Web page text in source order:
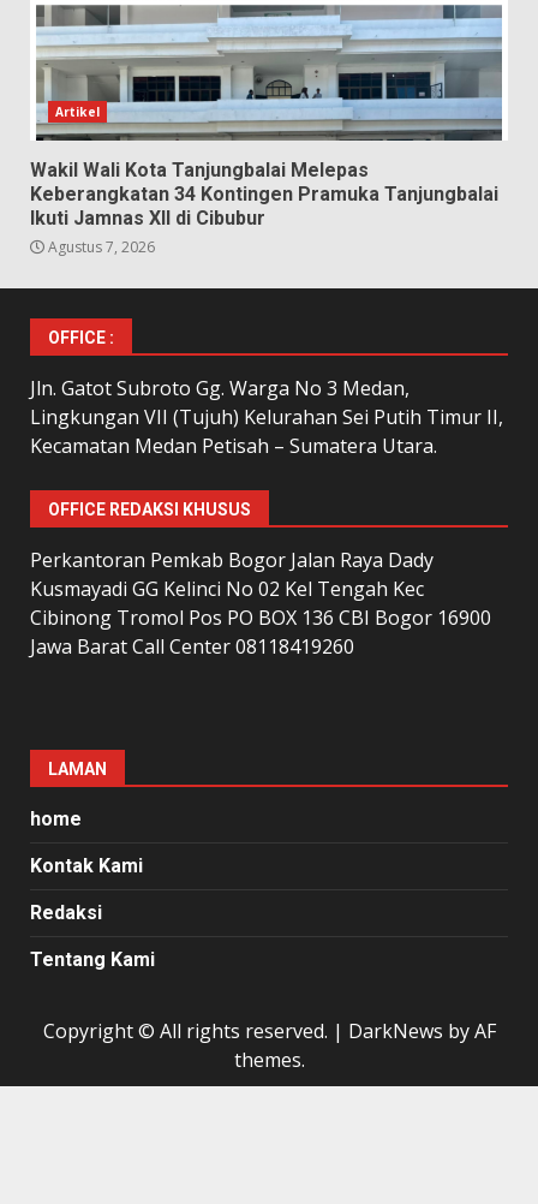
Artikel
Wakil Wali Kota Tanjungbalai Melepas
Keberangkatan 34 Kontingen Pramuka Tanjungbalai
Ikuti Jamnas XII di Cibubur
Agustus 7, 2026
OFFICE :
Jln. Gatot Subroto Gg. Warga No 3 Medan,
Lingkungan VII (Tujuh) Kelurahan Sei Putih Timur II,
Kecamatan Medan Petisah – Sumatera Utara.
OFFICE REDAKSI KHUSUS
Perkantoran Pemkab Bogor Jalan Raya Dady
Kusmayadi GG Kelinci No 02 Kel Tengah Kec
Cibinong Tromol Pos PO BOX 136 CBI Bogor 16900
Jawa Barat Call Center 08118419260
LAMAN
home
Kontak Kami
Redaksi
Tentang Kami
Copyright © All rights reserved. | DarkNews by AF
themes.